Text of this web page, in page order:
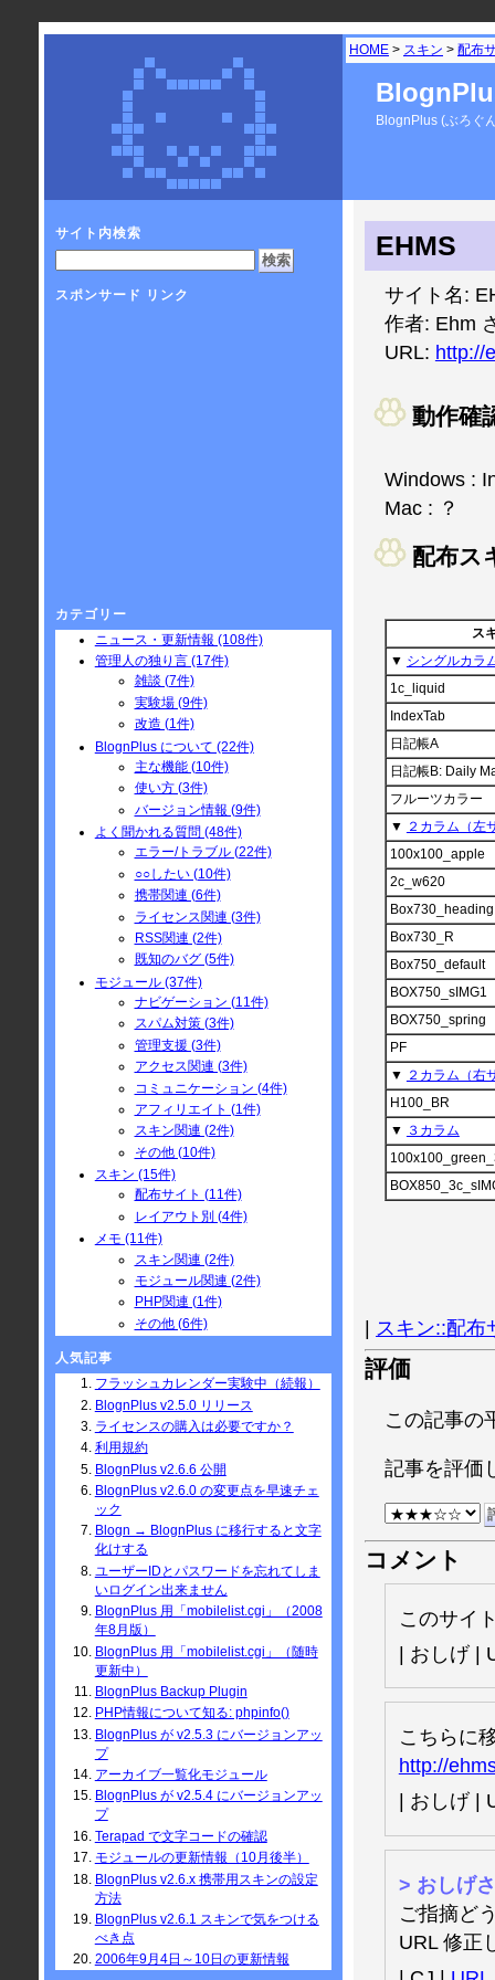
HOME > スキン > 配布
BlognPlus (ぶろぐ
EHMS
サイト名:
作者: Ehm
URL: http://
動作確
Windows :
Mac : ？
配布ス
ス
▼ シングルカラ
1c_liquid
IndexTab
日記帳A
日記帳B: Daily
フルーツカラー
▼ ２カラム（左
100x100_apple
2c_w620
Box730_heading
Box730_R
Box750_default
BOX750_sIMG1
BOX750_spring
PF
▼ ２カラム（右
H100_BR
▼ ３カラム
スキン::配布
評価
この記事の
記事を評価
コメント
このサイ
| おしげ |
こちらに
http://
| おしげ |
> おしげ
ご指摘ど
URL 修正
サイト内検索
スポンサード リンク
カテゴリー
ニュース・更新情報 (108件)
管理人の独り言 (17件)
雑談 (7件)
実験場 (9件)
改造 (1件)
BlognPlus について (22件)
主な機能 (10件)
使い方 (3件)
バージョン情報 (9件)
よく聞かれる質問 (48件)
エラー/トラブル (22件)
○○したい (10件)
携帯関連 (6件)
ライセンス関連 (3件)
RSS関連 (2件)
既知のバグ (5件)
モジュール (37件)
ナビゲーション (11件)
スパム対策 (3件)
管理支援 (3件)
アクセス関連 (3件)
コミュニケーション (4件)
アフィリエイト (1件)
スキン関連 (2件)
その他 (10件)
スキン (15件)
配布サイト (11件)
レイアウト別 (4件)
メモ (11件)
スキン関連 (2件)
モジュール関連 (2件)
PHP関連 (1件)
その他 (6件)
人気記事
フラッシュカレンダー実験中（続報）
BlognPlus v2.5.0 リリース
ライセンスの購入は必要ですか？
利用規約
BlognPlus v2.6.6 公開
BlognPlus v2.6.0 の変更点を早速チェ
ック
Blogn → BlognPlus に移行すると文字
化けする
ユーザーIDとパスワードを忘れてしま
いログイン出来ません
BlognPlus 用「mobilelist.cgi」（2008
年8月版）
BlognPlus 用「mobilelist.cgi」（随時
更新中）
BlognPlus Backup Plugin
PHP情報について知る: phpinfo()
BlognPlus が v2.5.3 にバージョンアッ
プ
アーカイブ一覧化モジュール
BlognPlus が v2.5.4 にバージョンアッ
プ
Terapad で文字コードの確認
モジュールの更新情報（10月後半）
BlognPlus v2.6.x 携帯用スキンの設定
方法
BlognPlus v2.6.1 スキンで気をつける
べき点
2006年9月4日～10日の更新情報